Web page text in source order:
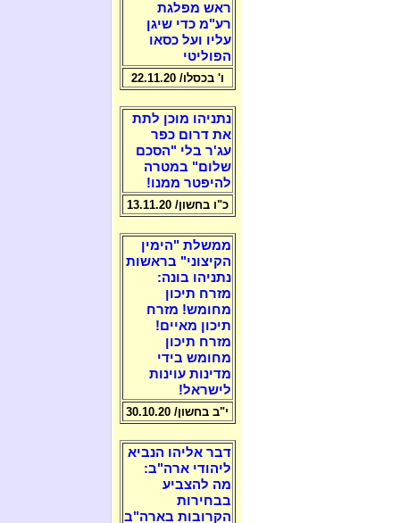
ראש מפלגת
רע"מ כדי שיגן
עליו ועל כסאו
הפוליטי
ו' בכסלו/ 22.11.20
נתניהו מוכן לתת
את דרום כפר
עג'ר בלי "הסכם
שלום" במטרה
להיפטר ממנו!
כ"ו בחשון/ 13.11.20
ממשלת "הימין
הקיצוני" בראשות
נתניהו בונה:
מזרח תיכון
מחומש! מזרח
תיכון מאיים!
מזרח תיכון
מחומש בידי
מדינות עוינות
לישראל!
י"ב בחשון/ 30.10.20
דבר אליהו הנביא
ליהודי ארה"ב:
מה להצביע
בבחירות
הקרובות בארה"ב